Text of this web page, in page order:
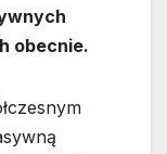
obecnie.